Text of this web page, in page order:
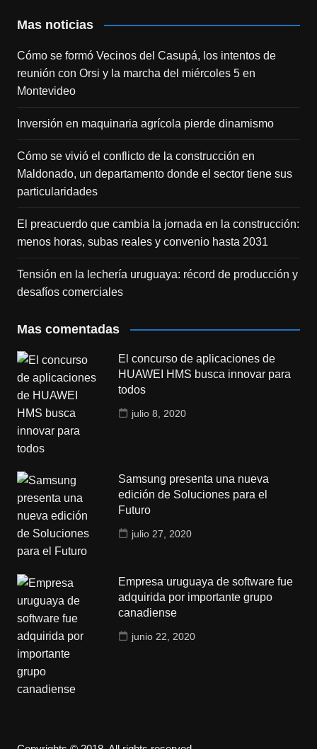
Mas noticias
Cómo se formó Vecinos del Casupá, los intentos de
reunión con Orsi y la marcha del miércoles 5 en
Montevideo
Inversión en maquinaria agrícola pierde dinamismo
Cómo se vivió el conflicto de la construcción en
Maldonado, un departamento donde el sector tiene sus
particularidades
El preacuerdo que cambia la jornada en la construcción:
menos horas, subas reales y convenio hasta 2031
Tensión en la lechería uruguaya: récord de producción y
desafíos comerciales
Mas comentadas
El concurso de aplicaciones de
HUAWEI HMS busca innovar para
todos
julio 8, 2020
Samsung presenta una nueva
edición de Soluciones para el
Futuro
julio 27, 2020
Empresa uruguaya de software fue
adquirida por importante grupo
canadiense
junio 22, 2020